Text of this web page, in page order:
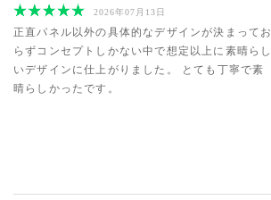
2026年07月13日
正直パネル以外の具体的なデザインが決まってお
らずコンセプトしかない中で想定以上に素晴らし
いデザインに仕上がりました。 とても丁寧で素
晴らしかったです。